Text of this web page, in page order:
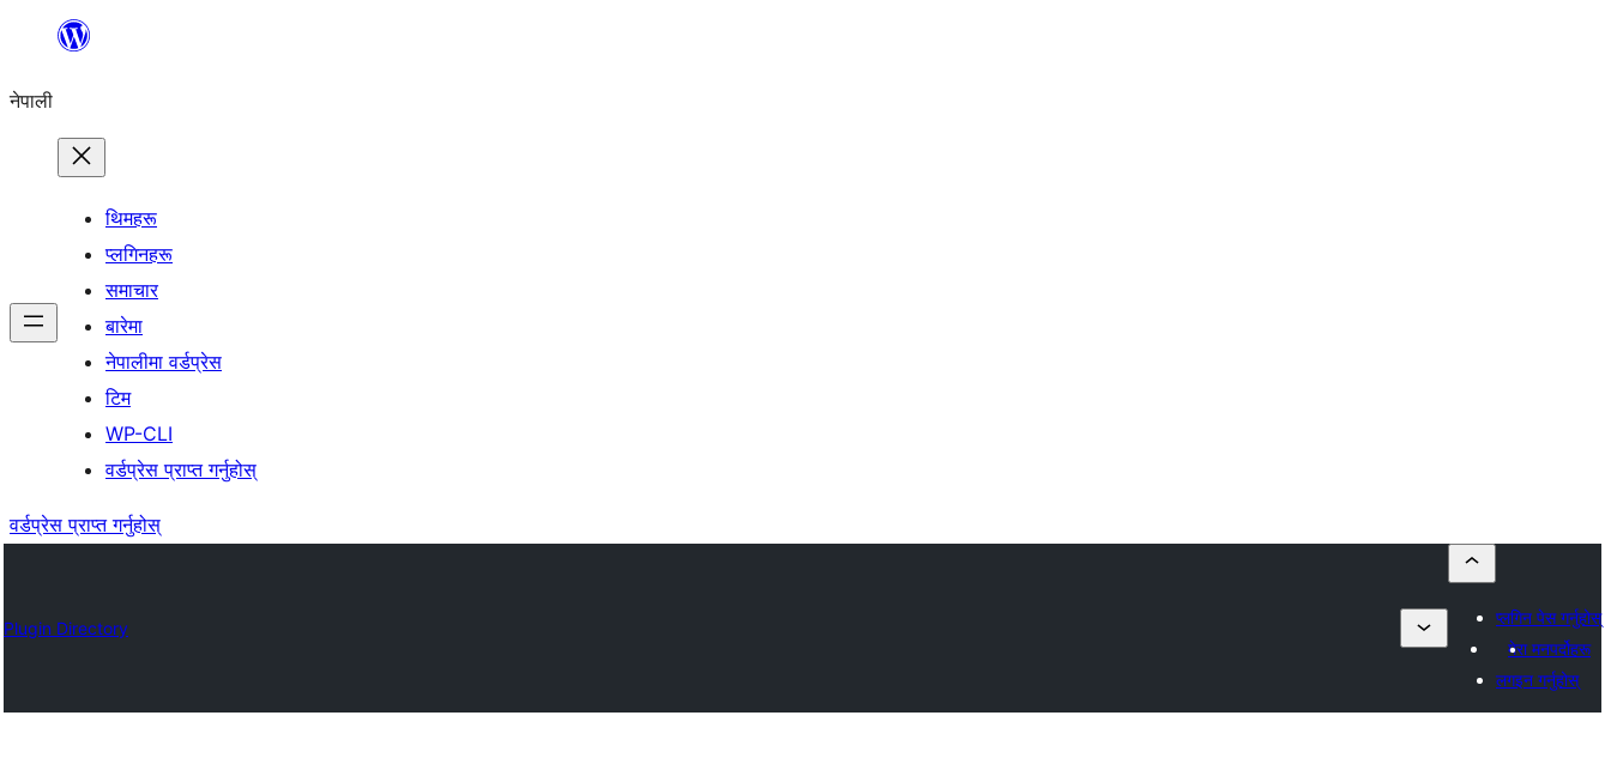
सामग्रीमा
नेपाली
थिमहरू
प्लगिनहरू
समाचार
बारेमा
नेपालीमा वर्डप्रेस
टिम
WP-CLI
वर्डप्रेस प्राप्त गर्नुहोस्
वर्डप्रेस प्राप्त गर्नुहोस्
Plugin Directory
प्लगिन पेस गर्नुहोस्
मेरा मनपर्दोहरू
लगइन गर्नुहोस्